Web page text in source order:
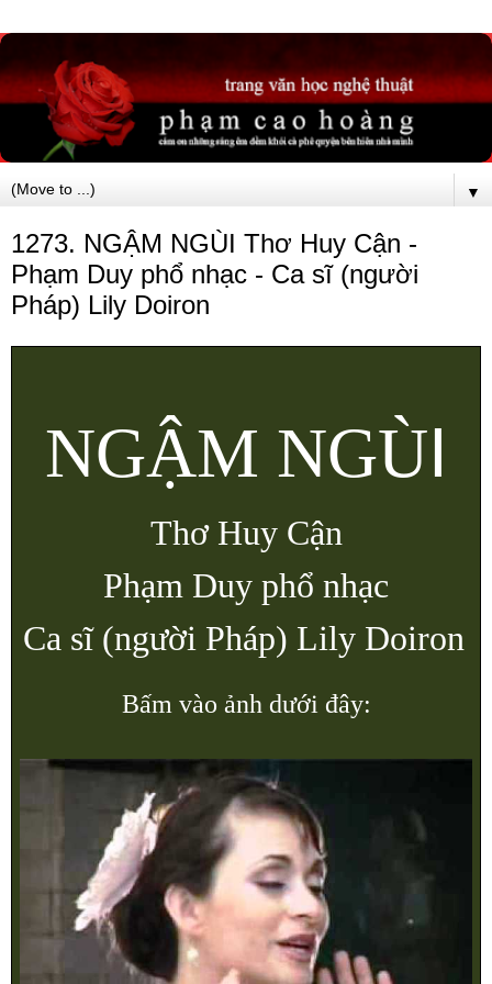
▼
1273. NGẬM NGÙI Thơ Huy Cận -
Phạm Duy phổ nhạc - Ca sĩ (người
Pháp) Lily Doiron
NGẬM NGÙI
Thơ Huy Cận
Phạm Duy phổ nhạc
Ca sĩ (người Pháp) Lily Doiron
Bấm vào ảnh dưới đây: